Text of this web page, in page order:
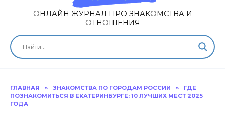
ОНЛАЙН ЖУРНАЛ ПРО ЗНАКОМСТВА И
ОТНОШЕНИЯ
ГЛАВНАЯ » ЗНАКОМСТВА ПО ГОРОДАМ РОССИИ »
ГДЕ
ПОЗНАКОМИТЬСЯ В ЕКАТЕРИНБУРГЕ: 10 ЛУЧШИХ МЕСТ 2025
ГОДА